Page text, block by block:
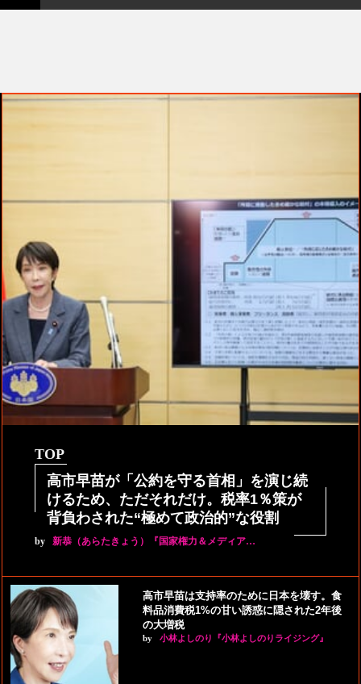
TOP
高市早苗が「公約を守る首相」を演じ続
けるため、ただそれだけ。税率1％策が
背負わされた“極めて政治的”な役割
by 新恭（あらたきょう）『国家権力＆メディア…
高市早苗は支持率のために日本を壊す。食
料品消費税1%の甘い誘惑に隠された2年後
の大増税
by 小林よしのり『小林よしのりライジング』